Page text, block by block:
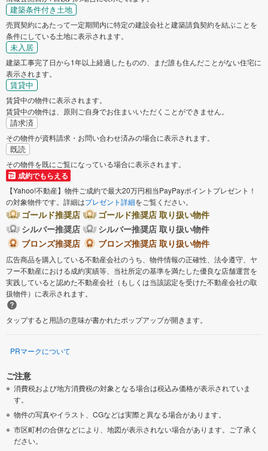
建築条件付き土地
売買契約にあたって一定期間内に特定の建設会社と建築請負契約を結ぶことを
条件にしている土地に表示されます。
未入居
建築工事完了日から1年以上経過したものの、まだ誰も住んだことがない住宅に
表示されます。
賃貸中
賃貸中の物件に表示されます。
賃貸中の物件は、原則ご自身でお住まいいただくことができません。
請求済
その物件が資料請求・お問い合わせ済みの場合に表示されます。
既読
その物件を既にご覧になっている場合に表示されます。
成約でもらえる
【Yahoo!不動産】物件ご成約で最大20万円相当PayPayポイントプレゼント！
の対象物件です。詳細はプレゼント詳細をご覧ください。
ゴールド推奨店
ゴールド推奨店 取り扱い物件
シルバー推奨店
シルバー推奨店 取り扱い物件
ブロンズ推奨店
ブロンズ推奨店 取り扱い物件
広告商品を購入している不動産会社のうち、物件情報の正確性、法令遵守、ヤ
フー不動産における成約実績等、当社所定の基準を満たした優良な店舗運営を
実践していると認めた不動産会社（もしくは当該認定を受けた不動産会社の取
扱物件）に表示されます。
タップすると用語の意味が書かれたポップアップが開きます。
PRマークについて
ご注意
消費税および地方消費税の対象となる場合は税込み価格が表示されていま
す。
物件の写真やイラスト、CGなどは実際と異なる場合があります。
市区町村の合併などにより、地図が表示されない場合があります。ご了承く
ださい。